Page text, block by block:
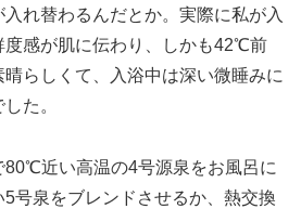
れ替わるんだとか。実際に私が入
度感が肌に伝わり、しかも42℃前
らしくて、入浴中は深い微睡みに
た。
80℃近い高温の4号源泉をお風呂に
号泉をブレンドさせるか、熱交換